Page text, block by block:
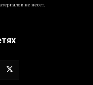
не несет.